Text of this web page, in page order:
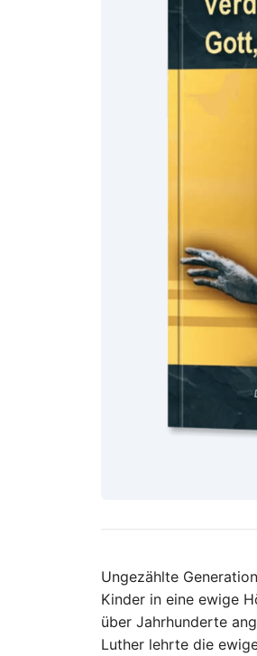
Ungezählte
Kinder in eine ewige
über Jahrhunderte
Luther lehrte die